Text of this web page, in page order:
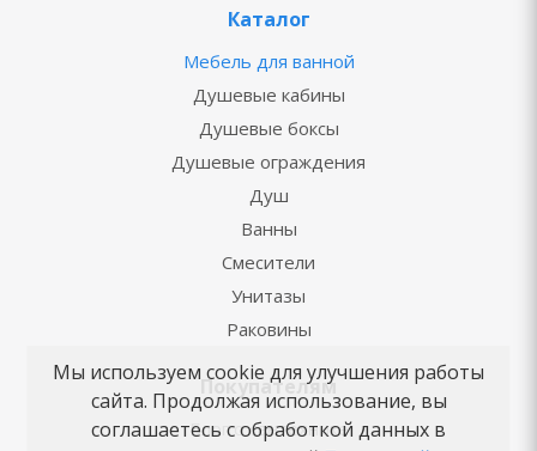
Каталог
Мебель для ванной
Душевые кабины
Душевые боксы
Душевые ограждения
Душ
Ванны
Смесители
Унитазы
Раковины
Покупателям
Блог о сантехнике
Мы используем cookie для улучшения работы
сайта. Продолжая использование, вы
соглашаетесь с обработкой данных в